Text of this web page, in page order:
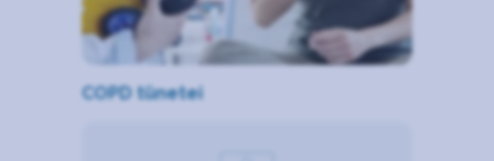
COPD tünetei